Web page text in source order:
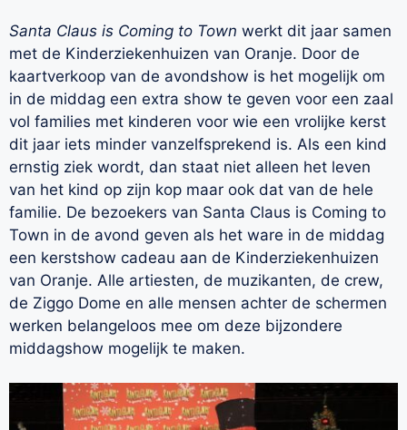
Santa Claus is Coming to Town werkt dit jaar samen
met de Kinderziekenhuizen van Oranje. Door de
kaartverkoop van de avondshow is het mogelijk om
in de middag een extra show te geven voor een zaal
vol families met kinderen voor wie een vrolijke kerst
dit jaar iets minder vanzelfsprekend is. Als een kind
ernstig ziek wordt, dan staat niet alleen het leven
van het kind op zijn kop maar ook dat van de hele
familie. De bezoekers van Santa Claus is Coming to
Town in de avond geven als het ware in de middag
een kerstshow cadeau aan de Kinderziekenhuizen
van Oranje. Alle artiesten, de muzikanten, de crew,
de Ziggo Dome en alle mensen achter de schermen
werken belangeloos mee om deze bijzondere
middagshow mogelijk te maken.